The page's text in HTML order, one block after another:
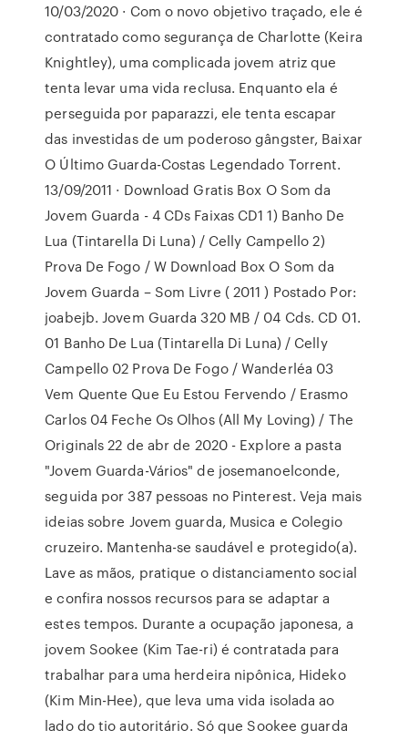
10/03/2020 · Com o novo objetivo traçado, ele é
contratado como segurança de Charlotte (Keira
Knightley), uma complicada jovem atriz que
tenta levar uma vida reclusa. Enquanto ela é
perseguida por paparazzi, ele tenta escapar
das investidas de um poderoso gângster, Baixar
O Último Guarda-Costas Legendado Torrent.
13/09/2011 · Download Gratis Box O Som da
Jovem Guarda - 4 CDs Faixas CD1 1) Banho De
Lua (Tintarella Di Luna) / Celly Campello 2)
Prova De Fogo / W Download Box O Som da
Jovem Guarda – Som Livre ( 2011 ) Postado Por:
joabejb. Jovem Guarda 320 MB / 04 Cds. CD 01.
01 Banho De Lua (Tintarella Di Luna) / Celly
Campello 02 Prova De Fogo / Wanderléa 03
Vem Quente Que Eu Estou Fervendo / Erasmo
Carlos 04 Feche Os Olhos (All My Loving) / The
Originals 22 de abr de 2020 - Explore a pasta
"Jovem Guarda-Vários" de josemanoelconde,
seguida por 387 pessoas no Pinterest. Veja mais
ideias sobre Jovem guarda, Musica e Colegio
cruzeiro. Mantenha-se saudável e protegido(a).
Lave as mãos, pratique o distanciamento social
e confira nossos recursos para se adaptar a
estes tempos. Durante a ocupação japonesa, a
jovem Sookee (Kim Tae-ri) é contratada para
trabalhar para uma herdeira nipônica, Hideko
(Kim Min-Hee), que leva uma vida isolada ao
lado do tio autoritário. Só que Sookee guarda